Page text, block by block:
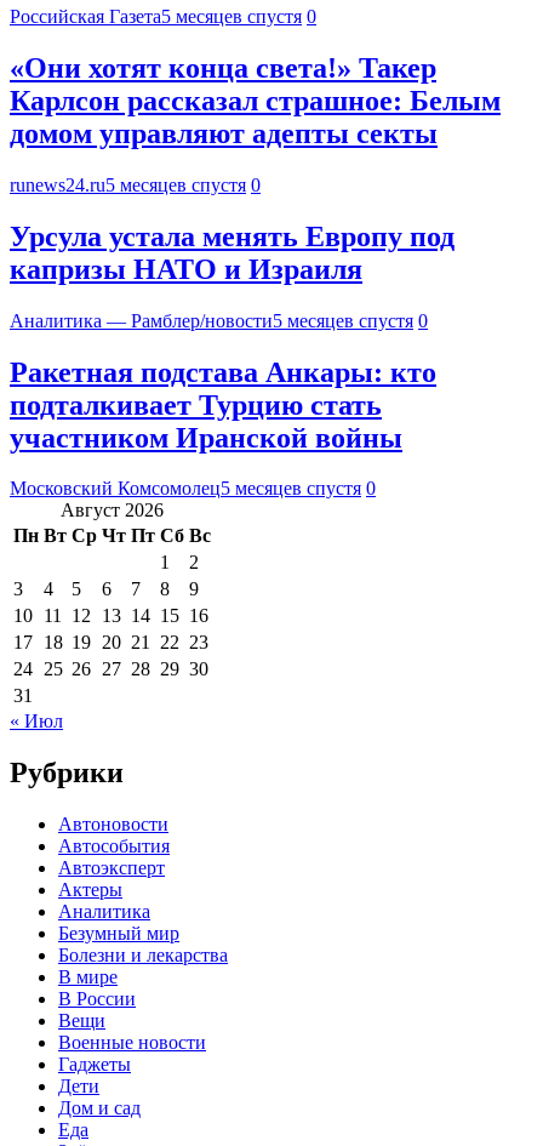
Российская Газета5 месяцев спустя 0
«Они хотят конца света!» Такер
Карлсон рассказал страшное: Белым
домом управляют адепты секты
runews24.ru5 месяцев спустя 0
Урсула устала менять Европу под
капризы НАТО и Израиля
Аналитика — Рамблер/новости5 месяцев спустя 0
Ракетная подстава Анкары: кто
подталкивает Турцию стать
участником Иранской войны
Московский Комсомолец5 месяцев спустя 0
Август 2026
Пн Вт Ср Чт Пт Сб Вс
1
2
3
4 5 6 7 8
9
10 11 12 13 14 15 16
17 18 19 20 21 22 23
24 25 26 27 28 29 30
31
« Июл
Рубрики
Автоновости
Автособытия
Автоэксперт
Актеры
Аналитика
Безумный мир
Болезни и лекарства
В мире
В России
Вещи
Военные новости
Гаджеты
Дети
Дом и сад
Еда